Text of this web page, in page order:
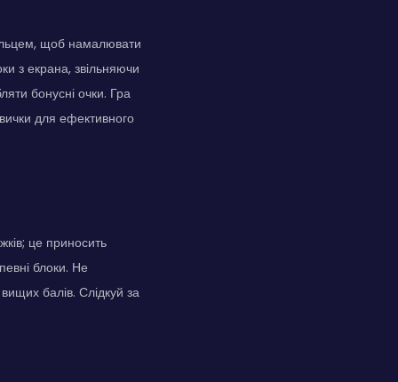
щоб намалювати
з екрана, звільняючи
бонусні очки. Гра
для ефективного
це приносить
блоки. Не
балів. Слідкуй за